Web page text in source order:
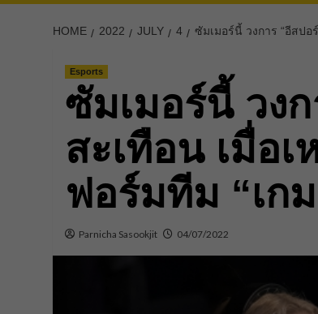
HOME 2022 JULY 4 ซัมเมอร์นี้ วงการ “อีสปอ
Esports
ซัมเมอร์นี้ วง
สะเทือน เมื่อ
ฟอร์มทีม “เก
Parnicha Sasookjit 04/07/2022